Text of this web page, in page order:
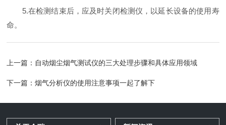
5.在检测结束后，应及时关闭检测仪，以延长设备的使用寿
命。
上一篇： 自动烟尘烟气测试仪的三大处理步骤和具体应用领域
下一篇：烟气分析仪的使用注意事项一起了解下